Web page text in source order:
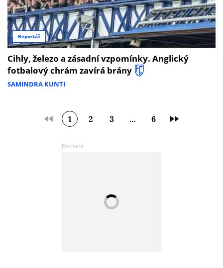
Reportáž
Cihly, železo a zásadní vzpomínky. Anglický
fotbalový chrám zavírá brány
SAMINDRA KUNTI
1 2 3 … 6